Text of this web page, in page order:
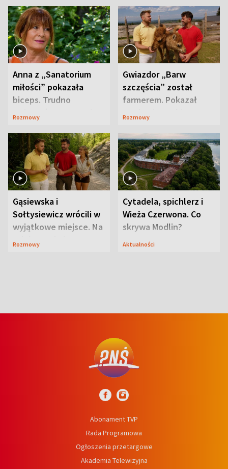
Anna z „Sanatorium
miłości” pokazała
biceps. Trudno
uwierzyć, co przeszła
Rozmowy
Gwiazdor „Barw
szczęścia” został
farmerem. Pokazał
swoje niezwykłe
Rozmowy
Gąsiewska i
Sołtysiewicz wrócili w
wyjątkowe miejsce. Na
szlaku czekał
Rozmowy
Cytadela, spichlerz i
Wieża Czerwona. Co
skrywa Modlin?
Aktualności
Abonament TVP
Rada Programowa
Ogłoszenia przetargowe
Akademia Telewizyjna